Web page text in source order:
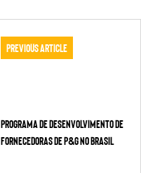
Previous Article
PROGRAMA DE DESENVOLVIMENTO DE
FORNECEDORAS DE P&G NO BRASIL